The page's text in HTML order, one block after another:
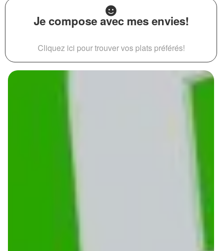
Je compose avec mes envies!
Cliquez ici pour trouver vos plats préférés!